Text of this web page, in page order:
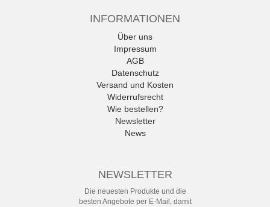
INFORMATIONEN
Über uns
Impressum
AGB
Datenschutz
Versand und Kosten
Widerrufsrecht
Wie bestellen?
Newsletter
News
NEWSLETTER
Die neuesten Produkte und die
besten Angebote per E-Mail, damit